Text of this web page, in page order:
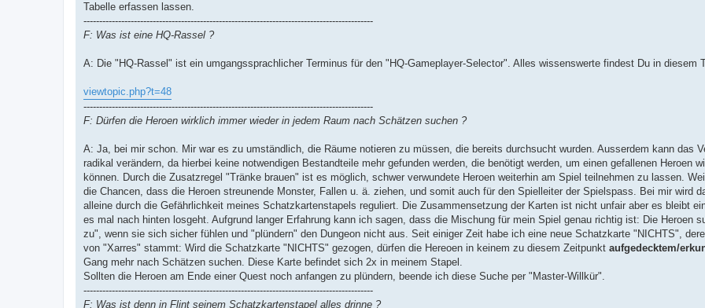
Tabelle erfassen lassen.
--------------------------------------------------------------------------------------------
F: Was ist eine HQ-Rassel ?
A: Die "HQ-Rassel" ist ein umgangssprachlicher Terminus für den "HQ-Gameplayer-Selector". Alles wissenswerte findest Du in diesem
viewtopic.php?t=48
--------------------------------------------------------------------------------------------
F: Dürfen die Heroen wirklich immer wieder in jedem Raum nach Schätzen suchen ?
A: Ja, bei mir schon. Mir war es zu umständlich, die Räume notieren zu müssen, die bereits durchsucht wurden. Ausserdem kann das
radikal verändern, da hierbei keine notwendigen Bestandteile mehr gefunden werden, die benötigt werden, um einen gefallenen Heroen
können. Durch die Zusatzregel "Tränke brauen" ist es möglich, schwer verwundete Heroen weiterhin am Spiel teilnehmen zu lassen.
die Chancen, dass die Heroen streunende Monster, Fallen u. ä. ziehen, und somit auch für den Spielleiter der Spielspass. Bei mir wird
alleine durch die Gefährlichkeit meines Schatzkartenstapels reguliert. Die Zusammensetzung der Karten ist nicht unfair aber es bleibt
es mal nach hinten losgeht. Aufgrund langer Erfahrung kann ich sagen, dass die Mischung für mein Spiel genau richtig ist: Die Heroen
zu", wenn sie sich sicher fühlen und "plündern" den Dungeon nicht aus. Seit einiger Zeit habe ich eine neue Schatzkarte "NICHTS",
von "Xarres" stammt: Wird die Schatzkarte "NICHTS" gezogen, dürfen die Hereoen in keinem zu diesem Zeitpunkt aufgedecktem/
Gang mehr nach Schätzen suchen. Diese Karte befindet sich 2x in meinem Stapel.
Sollten die Heroen am Ende einer Quest noch anfangen zu plündern, beende ich diese Suche per "Master-Willkür".
--------------------------------------------------------------------------------------------
F: Was ist denn in Flint seinem Schatzkartenstapel alles drinne ?